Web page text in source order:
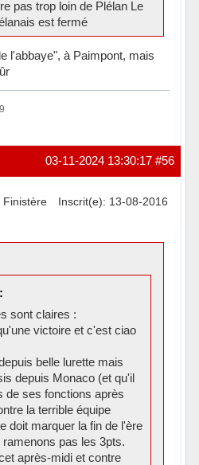
pas trop loin de Plélan Le
est fermé
l'abbaye", à Paimpont, mais
#56
03-11-2024 13:30:17
Finistère
Inscrit(e): 13-08-2016
sont claires :
victoire et c'est ciao
belle lurette mais
depuis Monaco (et qu'il
de ses fonctions après
la terrible équipe
doit marquer la fin de l'ère
pas les 3pts.
après-midi et contre